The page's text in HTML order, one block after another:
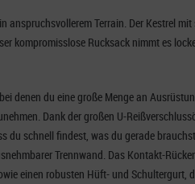
Terrain. Der Kestrel
kompromisslose Rucksack nimmt es
denen du eine große Menge an
Dank der großen U-
schnell findest, was du gerade
Trennwand. Das Kontakt-
einen robusten Hüft- und Schultergurt,